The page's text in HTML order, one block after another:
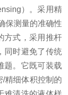
）。采用精
保测量的准确性
方式，采用推杆
同时避免了传统
题。它既可装载
精细体积控制的